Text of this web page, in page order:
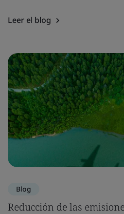
Leer el blog
Blog
Reducción de las